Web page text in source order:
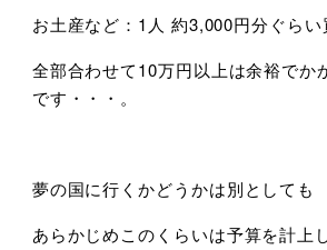
お土産など：1人 約3,000円分ぐら
全部合わせて10万円以上は余裕でか
です・・・。
夢の国に行くかどうかは別としても
あらかじめこのくらいは予算を計上